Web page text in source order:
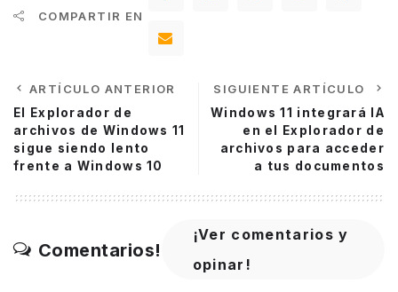
COMPARTIR EN
ARTÍCULO ANTERIOR
El Explorador de
archivos de Windows 11
sigue siendo lento
frente a Windows 10
SIGUIENTE ARTÍCULO
Windows 11 integrará IA
en el Explorador de
archivos para acceder
a tus documentos
Comentarios!
¡Ver comentarios y
opinar!